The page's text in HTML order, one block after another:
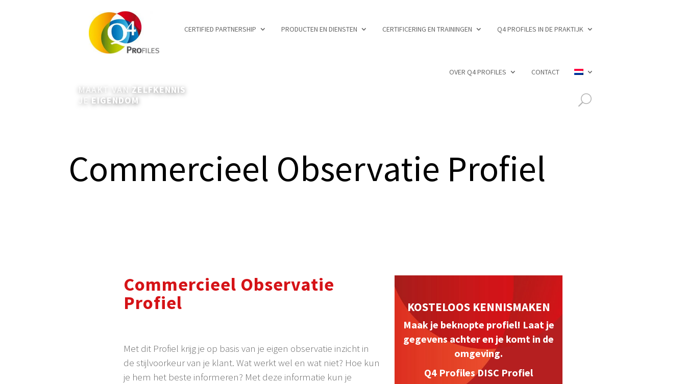
CERTIFIED PARTNERSHIP PRODUCTEN EN DIENSTEN CERTIFICERING EN TRAININGEN Q4 PROFILES IN DE PRAKTIJK
OVER Q4 PROFILES CONTACT
MAAKT VAN ZELFKENNIS
JE
EIGENDOM
Commercieel Observatie Profiel
Commercieel Observatie
Profiel
Met dit Profiel krijg je op basis van je eigen observatie inzicht in
de stijlvoorkeur van je klant. Wat werkt wel en wat niet? Hoe kun
je hem het beste informeren? Met deze informatie kun je
KOSTELOOS KENNISMAKEN
Maak je beknopte profiel! Laat je
gegevens achter en je komt in de
omgeving.
Q4 Profiles DISC Profiel